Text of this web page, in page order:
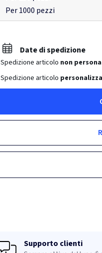
Per 1000 pezzi
Date di spedizione
Spedizione articolo non
Spedizione articolo
Supporto clienti